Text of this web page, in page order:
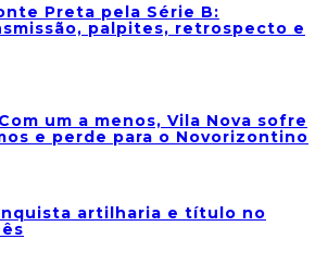
Preta pela Série B:
palpites, retrospecto e
um a menos, Vila Nova sofre
e perde para o Novorizontino
artilharia e título no